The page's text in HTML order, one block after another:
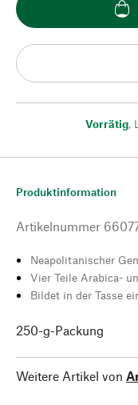
Vorrätig,
Produktinformation
Artikelnummer
Neapolitanischer
Vier Teile Arabica-
Bildet in der Tasse
250-g-Packung
Weitere Artikel von